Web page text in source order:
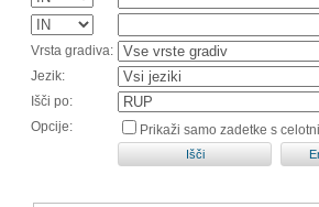
Vrsta gradiva:
Jezik:
Išči po:
Opcije:
Prikaži samo zadetke s